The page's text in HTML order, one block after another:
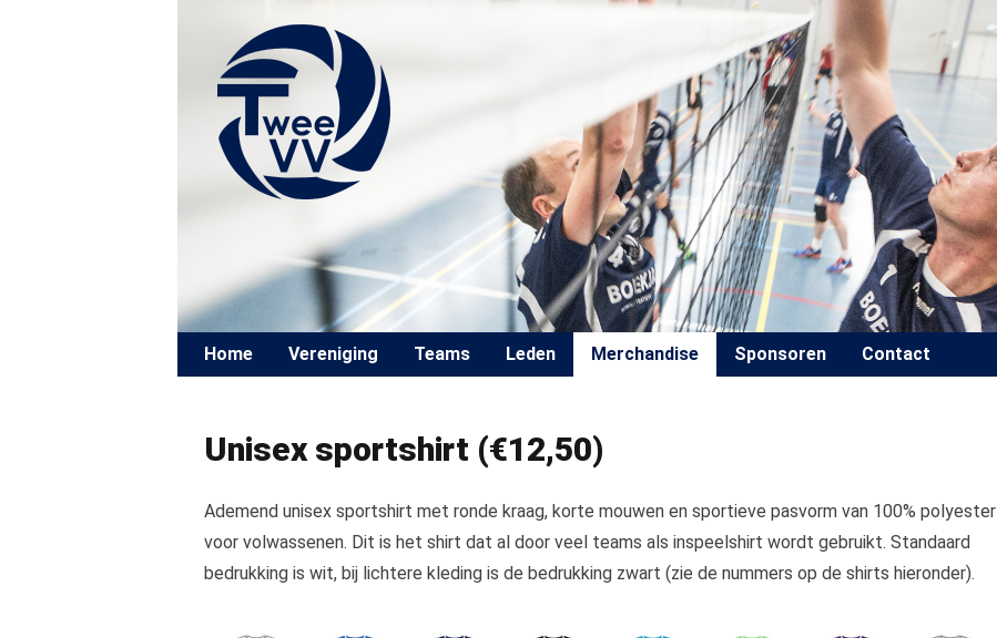
Home Vereniging Teams Leden Merchandise Sponsoren Contact
Unisex sportshirt (€12,50)
Ademend unisex sportshirt met ronde kraag, korte mouwen en sportieve pasvorm van 100% polyester
voor volwassenen. Dit is het shirt dat al door veel teams als inspeelshirt wordt gebruikt. Standaard
bedrukking is wit, bij lichtere kleding is de bedrukking zwart (zie de nummers op de shirts hieronder).